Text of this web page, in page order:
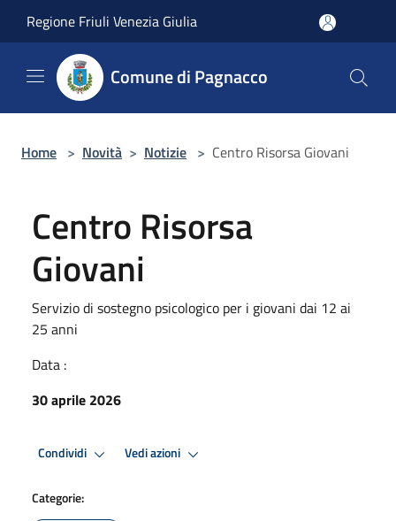
Regione Friuli Venezia Giulia
Comune di Pagnacco
Home > Novità > Notizie > Centro Risorsa Giovani
Centro Risorsa
Giovani
Servizio di sostegno psicologico per i giovani dai 12 ai
25 anni
Data :
30 aprile 2026
Condividi Vedi azioni
Categorie: